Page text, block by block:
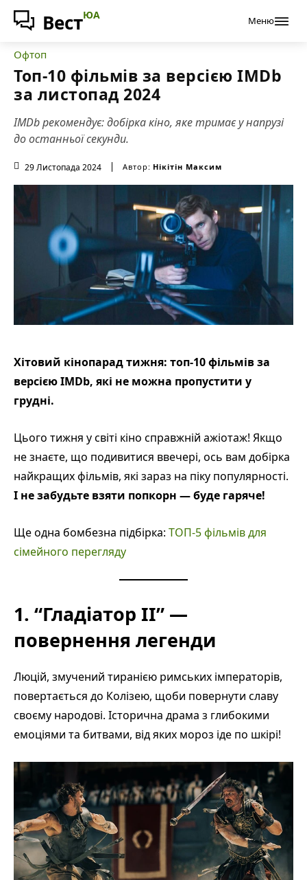
ВестЮА Меню
Офтоп
Топ-10 фільмів за версією IMDb
за листопад 2024
IMDb рекомендує: добірка кіно, яке тримає у напрузі
до останньої секунди.
29 Листопада 2024 Автор: Нікітін Максим
Хітовий кінопарад тижня: топ-10 фільмів за
версією IMDb, які не можна пропустити у
грудні.
Цього тижня у світі кіно справжній ажіотаж! Якщо
не знаєте, що подивитися ввечері, ось вам добірка
найкращих фільмів, які зараз на піку популярності.
І не забудьте взяти попкорн — буде гаряче!
Ще одна бомбезна підбірка: ТОП-5 фільмів для
сімейного перегляду
1. “Гладіатор II” —
повернення легенди
Люцій, змучений тиранією римських імператорів,
повертається до Колізею, щоби повернути славу
своєму народові. Історична драма з глибокими
емоціями та битвами, від яких мороз іде по шкірі!